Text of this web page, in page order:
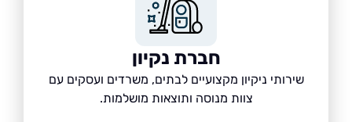
חברת נקיון
שירותי ניקיון מקצועיים לבתים, משרדים ועסקים עם
צוות מנוסה ותוצאות מושלמות.